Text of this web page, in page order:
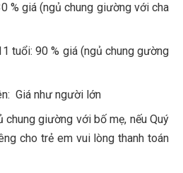
% giá (ngủ chung giường với cha
tuổi: 90 % giá (ngủ chung gường
Giá như người lớn
chung giường với bố mẹ, nếu Quý
cho trẻ em vui lòng thanh toán